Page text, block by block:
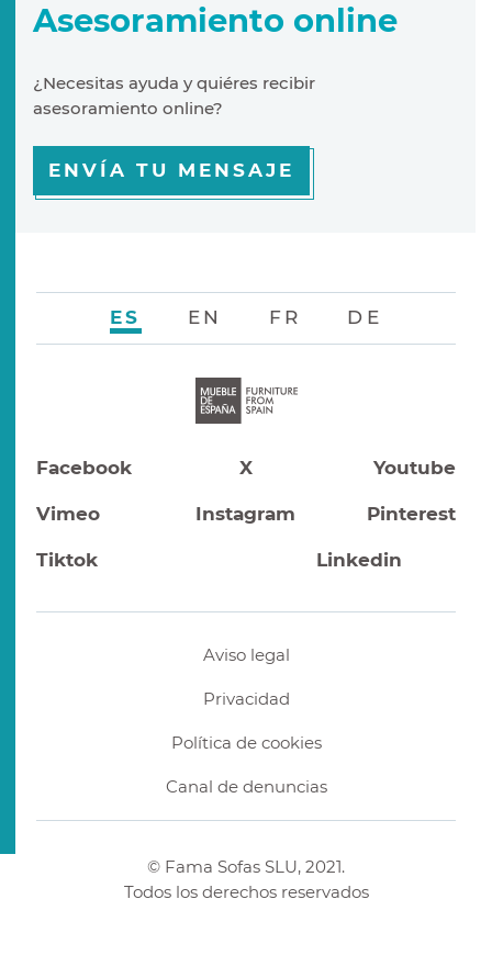
Asesoramiento online
¿Necesitas ayuda y quiéres recibir
asesoramiento online?
ENVÍA TU MENSAJE
Facebook X Youtube
Vimeo Instagram Pinterest
Tiktok Linkedin
ES EN FR DE
© Fama Sofas SLU, 2021.
Todos los derechos reservados
Aviso legal
Privacidad
Política de cookies
Canal de denuncias